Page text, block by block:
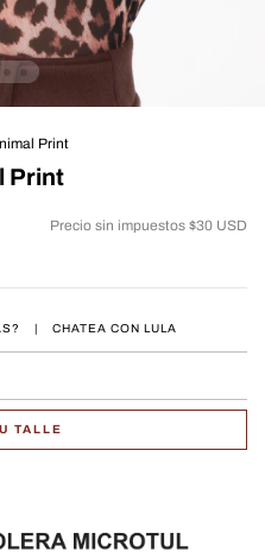
Print
Print
Precio sin impuestos $30 USD
CHATEA CON LULA
TALLE